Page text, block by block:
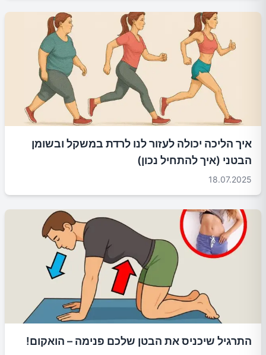
איך הליכה יכולה לעזור לנו לרדת במשקל ובשומן
הבטני (איך להתחיל נכון)
18.07.2025
התרגיל שיכניס את הבטן שלכם פנימה – הואקום!